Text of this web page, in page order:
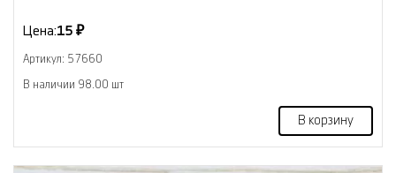
Цена:15 ₽
Артикул: 57660
В наличии 98.00 шт
В корзину